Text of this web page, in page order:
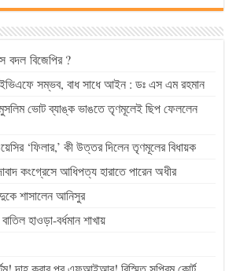
বদল বিজেপির ?
সম্ভব, বাধ সাধে আইন : ডঃ এস এম রহমান
ভোট ব্যাঙ্ক ভাঙতে তৃণমূলেই ছিপ ফেললেন
‘ফিলার,’ কী উত্তর দিলেন তৃণমূলের বিধায়ক
কংগ্রেসে আধিপত্য হারাতে পারেন অধীর
শাসালেন আনিসুর
হাওড়া-বর্ধমান শাখায়